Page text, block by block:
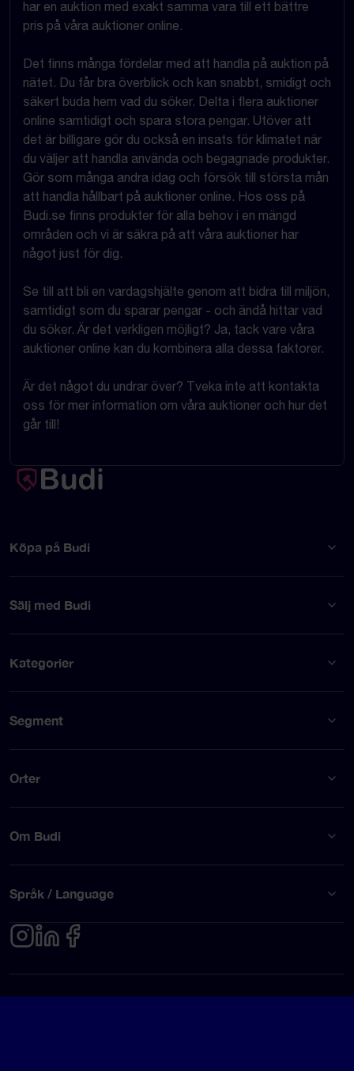
har en auktion med exakt samma vara till ett bättre
pris på våra auktioner online.
Det finns många fördelar med att handla på auktion på
nätet. Du får bra överblick och kan snabbt, smidigt och
säkert buda hem vad du söker. Delta i flera auktioner
online samtidigt och spara stora pengar. Utöver att
det är billigare gör du också en insats för klimatet när
du väljer att handla använda och begagnade produkter.
Gör som många andra idag och försök till största mån
att handla hållbart på auktioner online. Hos oss på
Budi.se finns produkter för alla behov i en mängd
områden och vi är säkra på att våra auktioner har
något just för dig.
Se till att bli en vardagshjälte genom att bidra till miljön,
samtidigt som du sparar pengar - och ändå hittar vad
du söker. Är det verkligen möjligt? Ja, tack vare våra
auktioner online kan du kombinera alla dessa faktorer.
Är det något du undrar över? Tveka inte att kontakta
oss för mer information om våra auktioner och hur det
går till!
Köpa på Budi
Sälj med Budi
Kategorier
Segment
Orter
Om Budi
Språk / Language